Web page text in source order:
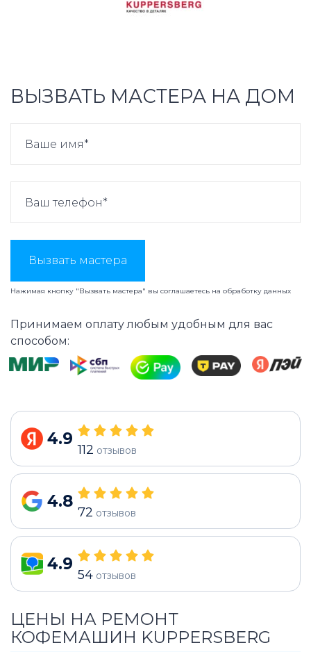
ВЫЗВАТЬ МАСТЕРА НА ДОМ
Вызвать мастера
Нажимая кнопку "Вызвать мастера" вы соглашаетесь на обработку данных
Принимаем оплату любым удобным для вас
способом:
4.9
112 отзывов
4.8
72 отзывов
4.9
54 отзывов
ЦЕНЫ НА РЕМОНТ
КОФЕМАШИН KUPPERSBERG